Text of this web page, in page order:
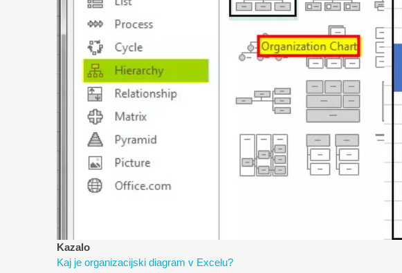
Kazalo
Kaj je organizacijski diagram v Excelu?